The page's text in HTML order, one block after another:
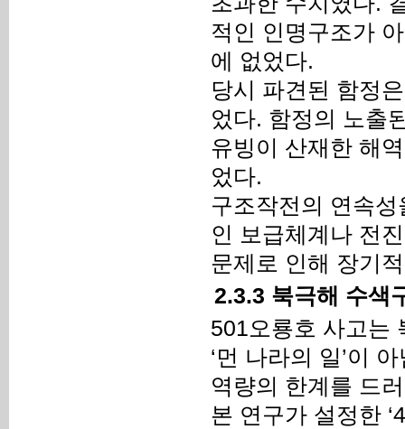
적인 인명구조가
에 없었다.
당시 파견된 함정
었다. 함정의 노출
유빙이 산재한 해
었다.
구조작전의 연속
인 보급체계나 전
문제로 인해 장기
2.3.3 북극해 수색
501오룡호 사고는
‘먼 나라의 일’이
역량의 한계를 드
본 연구가 설정한